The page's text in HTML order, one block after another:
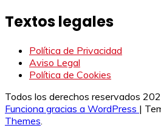
Textos legales
Política de Privacidad
Aviso Legal
Política de Cookies
Todos los derechos reservados
Funciona gracias a WordPress |
Themes.